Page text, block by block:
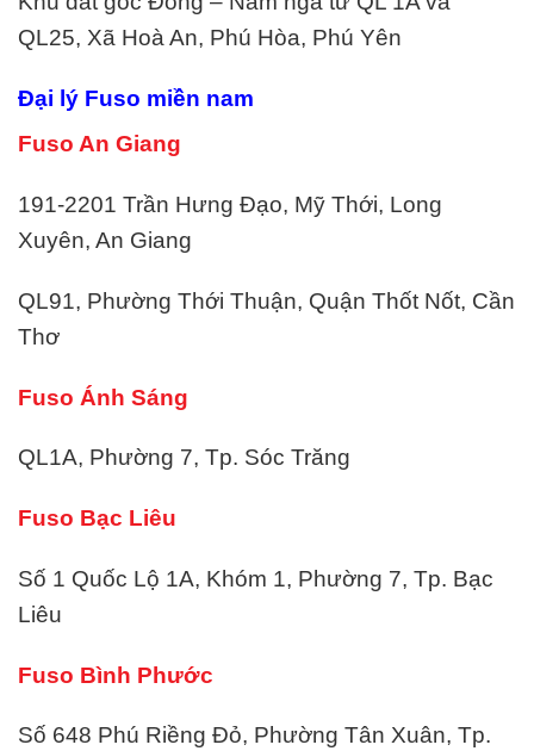
QL25, Xã Hoà An, Phú Hòa, Phú Yên
Đại lý Fuso miền nam
Fuso An Giang
191-2201 Trần Hưng Đạo, Mỹ Thới, Long
Xuyên, An Giang
QL91, Phường Thới Thuận, Quận Thốt Nốt, Cần
Thơ
Fuso Ánh Sáng
QL1A, Phường 7, Tp. Sóc Trăng
Fuso Bạc Liêu
Số 1 Quốc Lộ 1A, Khóm 1, Phường 7, Tp. Bạc
Liêu
Fuso Bình Phước
Số 648 Phú Riềng Đỏ, Phường Tân Xuân, Tp.